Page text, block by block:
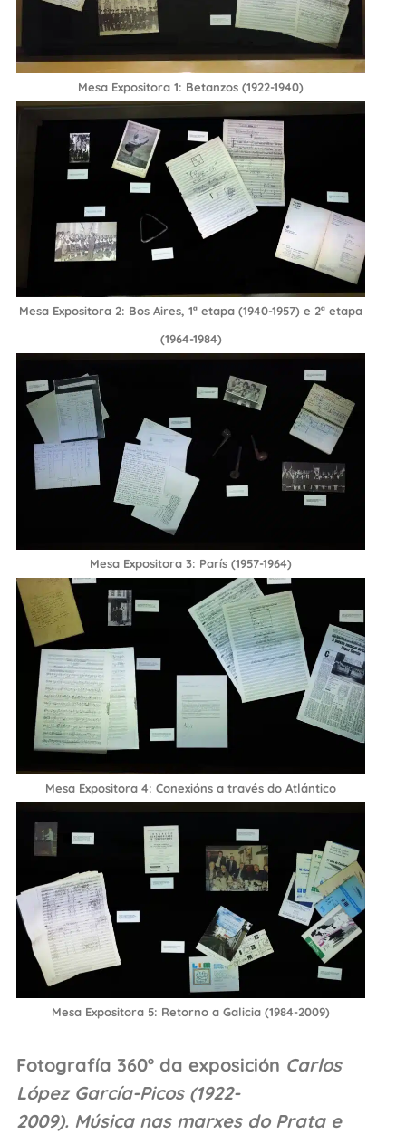
Mesa Expositora 1: Betanzos (1922-1940)
Mesa Expositora 2: Bos Aires, 1ª etapa (1940-1957) e 2ª etapa
(1964-1984)
Mesa Expositora 3: París (1957-1964)
Mesa Expositora 4: Conexións a través do Atlántico
Mesa Expositora 5: Retorno a Galicia (1984-2009)
Fotografía 360º da exposición Carlos
López García-Picos (1922-
2009). Música nas marxes do Prata e